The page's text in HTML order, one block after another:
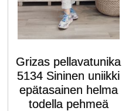
Grizas pellavatunika
5134 Sininen uniikki
epätasainen helma
todella pehmeä